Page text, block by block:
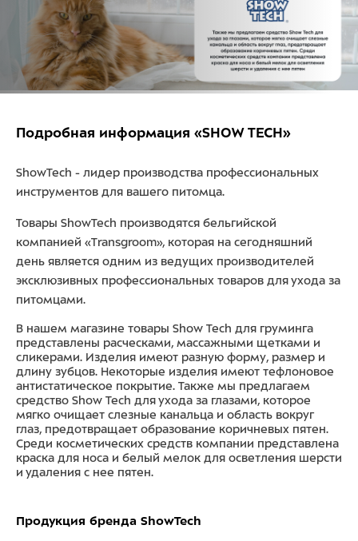
Подробная информация «SHOW TECH»
ShowTech - лидер производства профессиональных
инструментов для вашего питомца.
Товары ShowTech производятся бельгийской
компанией «Transgroom», которая на сегодняшний
день является одним из ведущих производителей
эксклюзивных профессиональных товаров для ухода за
питомцами.
В нашем магазине товары Show Tech для груминга
представлены расческами, массажными щетками и
сликерами. Изделия имеют разную форму, размер и
длину зубцов. Некоторые изделия имеют тефлоновое
антистатическое покрытие. Также мы предлагаем
средство Show Tech для ухода за глазами, которое
мягко очищает слезные канальца и область вокруг
глаз, предотвращает образование коричневых пятен.
Среди косметических средств компании представлена
краска для носа и белый мелок для осветления шерсти
и удаления с нее пятен.
Продукция бренда ShowTech